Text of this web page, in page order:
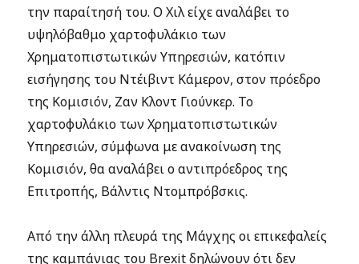
την παραίτησή του. Ο Χιλ είχε αναλάβει το
υψηλόβαθμο χαρτοφυλάκιο των
Χρηματοπιστωτικών Υπηρεσιών, κατόπιν
εισήγησης του Ντέιβιντ Κάμερον, στον πρόεδρο
της Κομισιόν, Ζαν Κλοντ Γιούνκερ. To
χαρτοφυλάκιο των Χρηματοπιστωτικών
Υπηρεσιών, σύμφωνα με ανακοίνωση της
Κομισιόν, θα αναλάβει ο αντιπρόεδρος της
Επιτροπής, Βάλντις Ντομπρόβσκις.
Από την άλλη πλευρά της Μάγχης οι επικεφαλείς
της καμπάνιας του Brexit δηλώνουν ότι δεν